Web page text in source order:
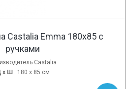
Castalia Emma 180x85 с
ручками
Castalia
х Ш : 180 x 85 см